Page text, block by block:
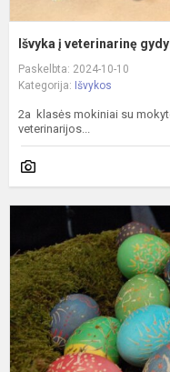
Išvyka į veterinarinę
Paskelbta: 2024-10-10
Kategorija: Išvykos
2a klasės mokiniai su
veterinarijos...